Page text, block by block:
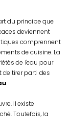
du principe que
deviennent
comprennent
de cuisine. La
de l'eau pour
tirer parti des
.
Il existe
Toutefois, la